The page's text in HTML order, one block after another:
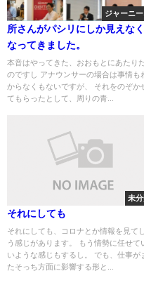
ジャーニ
所さんがパシリにしか見えなく
なってきました。
本音はやってきた、おおもとにあたり
のですし アナウンサーの場合は事情も
からなくもないですが、 それをのぞか
てもらったとして、周りの青...
未
それにしても
それにしても、コロナとか情報を見て
う感じがあります。 もう情勢に任せて
いような感じもするし。 でも、仕事が
たそっち方面に影響する形と...